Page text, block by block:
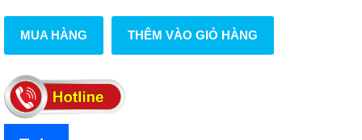
MUA HÀNG THÊM VÀO GIỎ HÀNG